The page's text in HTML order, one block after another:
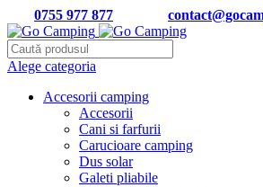
0755 977 877
Alege categoria
Accesorii camping
Accesorii
Cani si farfurii
Carucioare camping
Dus solar
Galeti pliabile